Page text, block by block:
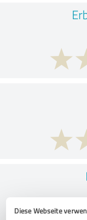
Diese Webseite